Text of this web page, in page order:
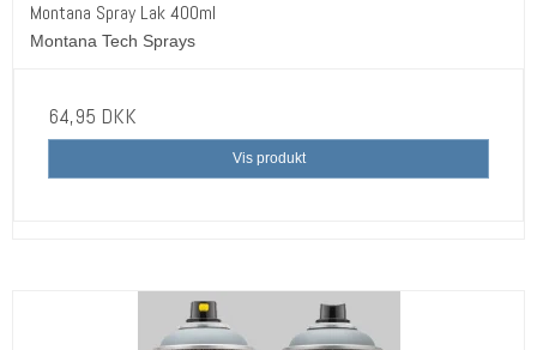
Montana Spray Lak 400ml
Montana Tech Sprays
64,95 DKK
Vis produkt